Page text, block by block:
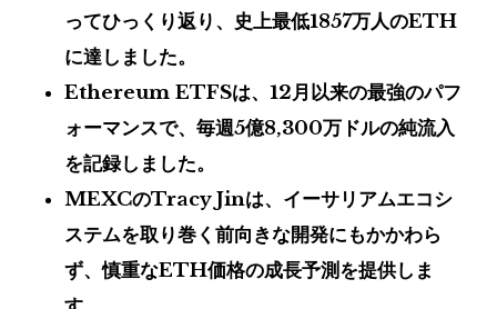
ってひっくり返り、史上最低1857万人のETH
に達しました。
Ethereum ETFSは、12月以来の最強のパフ
ォーマンスで、毎週5億8,300万ドルの純流入
を記録しました。
MEXCのTracy Jinは、イーサリアムエコシ
ステムを取り巻く前向きな開発にもかかわら
ず、慎重なETH価格の成長予測を提供しま